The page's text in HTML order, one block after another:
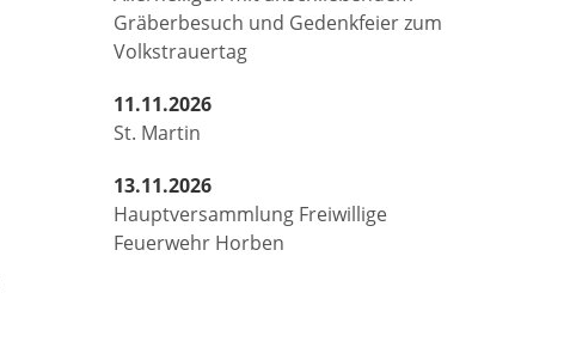
Gräberbesuch und Gedenkfeier zum
Volkstrauertag
11.11.2026
St. Martin
13.11.2026
Hauptversammlung Freiwillige
Feuerwehr Horben